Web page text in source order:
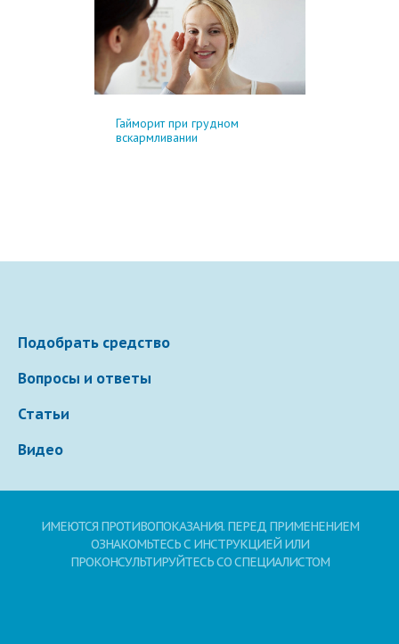
Гайморит при грудном
вскармливании
Подобрать средство
Вопросы и ответы
Статьи
Видео
ИМЕЮТСЯ ПРОТИВОПОКАЗАНИЯ. ПЕРЕД ПРИМЕНЕНИЕМ
ОЗНАКОМЬТЕСЬ С ИНСТРУКЦИЕЙ ИЛИ
ПРОКОНСУЛЬТИРУЙТЕСЬ СО СПЕЦИАЛИСТОМ